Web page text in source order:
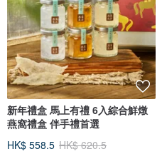
新年禮盒 馬上有禮 6入綜合鮮燉
燕窩禮盒 伴手禮首選
HK$ 558.5 HK$ 620.5